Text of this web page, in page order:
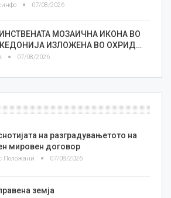
07/08/2026
МОЗАИЧНА ИКОНА ВО
ИЗЛОЖЕНА ВО ОХРИД…
07/08/2026
на разградувањетото на
мировен договор
Положани 07/08/2026
земја